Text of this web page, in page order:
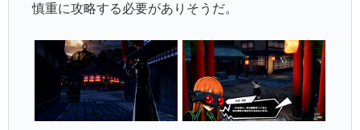
慎重に攻略する必要がありそうだ。